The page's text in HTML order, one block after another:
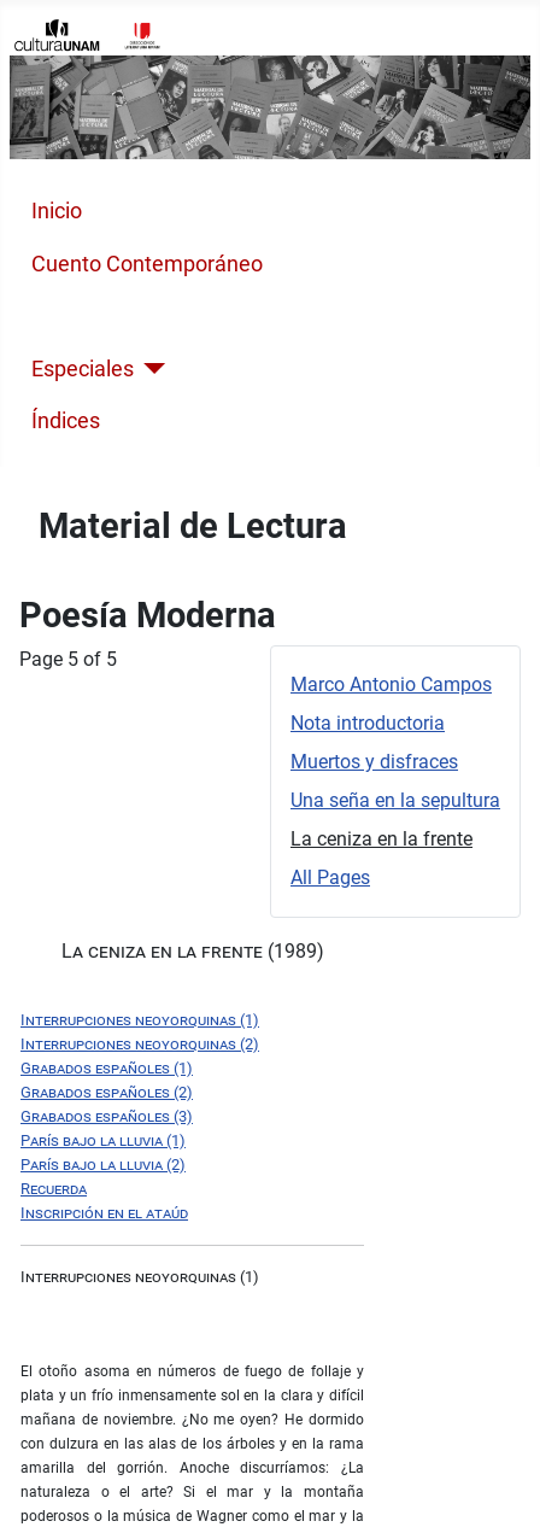
Inicio
Cuento Contemporáneo
Especiales
Índices
Material de Lectura
Poesía Moderna
Marco Antonio Campos
Nota introductoria
Muertos y disfraces
Una seña en la sepultura
La ceniza en la frente
All Pages
Page 5 of 5
La ceniza en la frente (1989)
Interrupciones neoyorquinas (1)
Interrupciones neoyorquinas (2)
Grabados españoles (1)
Grabados españoles (2)
Grabados españoles (3)
París bajo la lluvia (1)
París bajo la lluvia (2)
Recuerda
Inscripción en el ataúd
Interrupciones neoyorquinas (1)
El otoño asoma en números de fuego de follaje y
plata y un frío inmensamente sol en la clara y difícil
mañana de noviembre. ¿No me oyen? He dormido
con dulzura en las alas de los árboles y en la rama
amarilla del gorrión. Anoche discurríamos: ¿La
naturaleza o el arte? Si el mar y la montaña
poderosos o la música de Wagner como el mar y la